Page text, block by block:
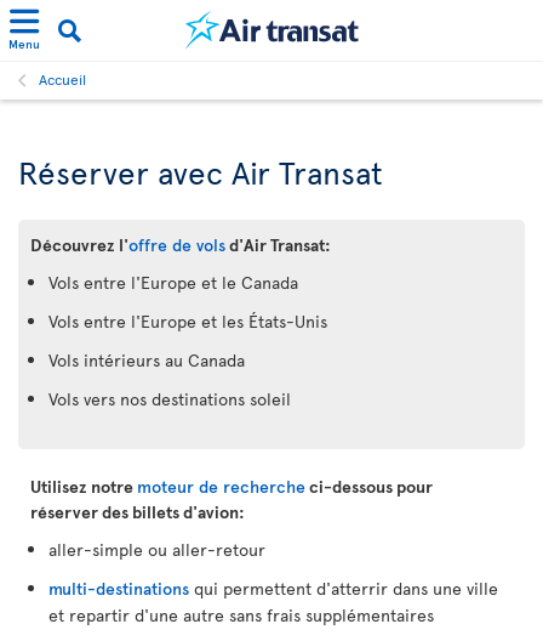
Menu
Accueil
Réserver avec Air Transat
Découvrez l'offre de volsd'Air Transat:
Vols entre l'Europe et le Canada
Vols entre l'Europe et les États-Unis
Vols intérieurs au Canada
Vols vers nos destinations soleil
Utilisez notre moteur de rechercheci-dessous pour
réserver des billets d'avion:
aller-simple ou aller-retour
multi-destinations qui permettent d'atterrir dans une ville
et repartir d'une autre sans frais supplémentaires